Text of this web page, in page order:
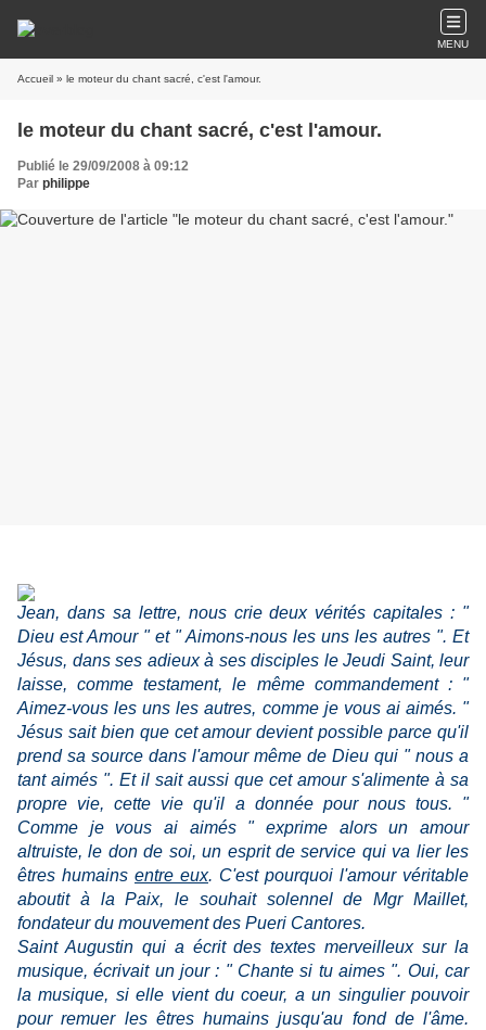
MENU
Accueil » le moteur du chant sacré, c'est l'amour.
le moteur du chant sacré, c'est l'amour.
Publié le 29/09/2008 à 09:12
Par philippe
Jean, dans sa lettre, nous crie deux vérités capitales : "
Dieu est Amour " et " Aimons-nous les uns les autres ". Et
Jésus, dans ses adieux à ses disciples le Jeudi Saint, leur
laisse, comme testament, le même commandement : "
Aimez-vous les uns les autres, comme je vous ai aimés. "
Jésus sait bien que cet amour devient possible parce qu'il
prend sa source dans l'amour même de Dieu qui " nous a
tant aimés ". Et il sait aussi que cet amour s'alimente à sa
propre vie, cette vie qu'il a donnée pour nous tous. "
Comme je vous ai aimés " exprime alors un amour
altruiste, le don de soi, un esprit de service qui va lier les
êtres humains entre eux. C'est pourquoi l'amour véritable
aboutit à la Paix, le souhait solennel de Mgr Maillet,
fondateur du mouvement des Pueri Cantores.
Saint Augustin qui a écrit des textes merveilleux sur la
musique, écrivait un jour : " Chante si tu aimes ". Oui, car
la musique, si elle vient du coeur, a un singulier pouvoir
pour remuer les êtres humains jusqu'au fond de l'âme.